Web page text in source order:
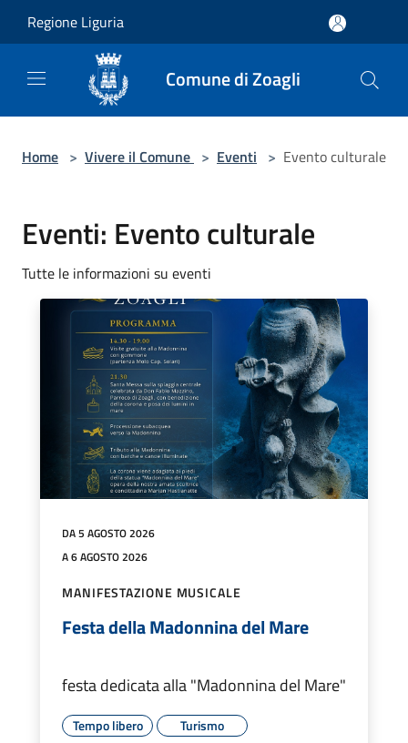
Regione Liguria
Comune di Zoagli
Home > Vivere il Comune > Eventi > Evento culturale
Eventi: Evento culturale
Tutte le informazioni su eventi
DA 5 AGOSTO 2026
A 6 AGOSTO 2026
MANIFESTAZIONE MUSICALE
Festa della Madonnina del Mare
festa dedicata alla "Madonnina del Mare"
Tempo libero Turismo